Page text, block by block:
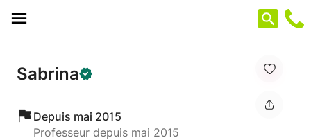
Sabrina
Depuis mai 2015
Professeur depuis mai 2015